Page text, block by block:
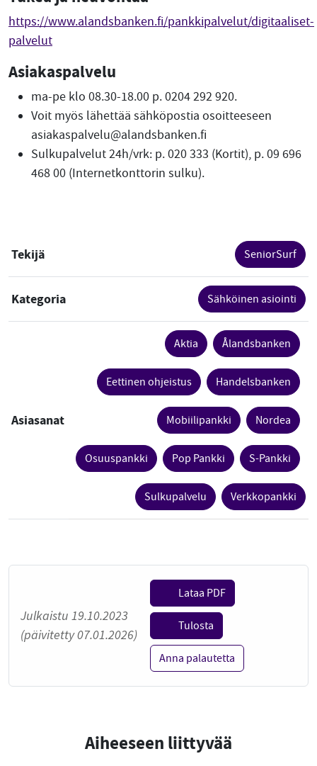
https://www.alandsbanken.fi/pankkipalvelut/digitaaliset-
palvelut
Asiakaspalvelu
ma-pe klo 08.30-18.00 p. 0204 292 920.
Voit myös lähettää sähköpostia osoitteeseen
asiakaspalvelu@alandsbanken.fi
Sulkupalvelut 24h/vrk: p. 020 333 (Kortit), p. 09 696
468 00 (Internetkonttorin sulku).
Tekijä SeniorSurf
Kategoria Sähköinen asiointi
Asiasanat
Aktia Ålandsbanken
Eettinen ohjeistus Handelsbanken
Mobiilipankki Nordea
Osuuspankki Pop Pankki S-Pankki
Sulkupalvelu Verkkopankki
Julkaistu 19.10.2023
(päivitetty 07.01.2026)
Lataa PDF
Tulosta
Anna palautetta
Aiheeseen liittyvää